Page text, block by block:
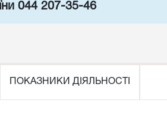
044 207-35-46
ПОКАЗНИКИ ДІЯЛЬНОСТІ